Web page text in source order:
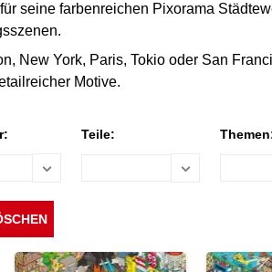
seine farbenreichen Pixorama
New York, Paris, Tokio oder San
Motive.
Teile: